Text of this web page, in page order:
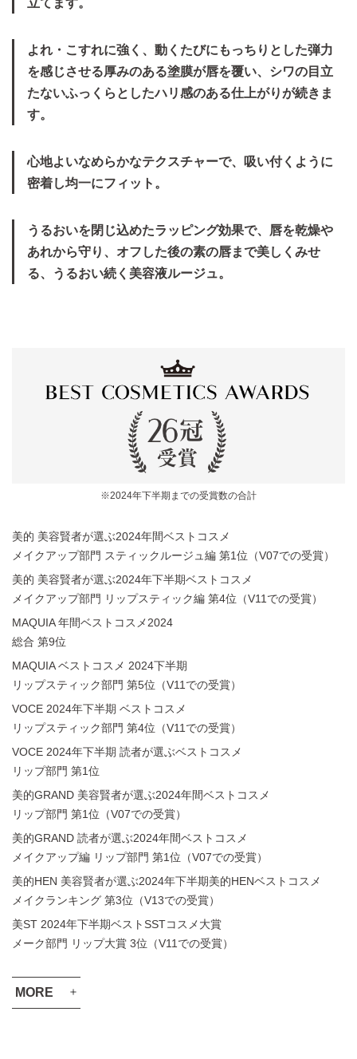
立てます。
よれ・こすれに強く、動くたびにもっちりとした弾力
を感じさせる厚みのある塗膜が唇を覆い、シワの目立
たないふっくらとしたハリ感のある仕上がりが続きま
す。
心地よいなめらかなテクスチャーで、吸い付くように
密着し均一にフィット。
うるおいを閉じ込めたラッピング効果で、唇を乾燥や
あれから守り、オフした後の素の唇まで美しくみせ
る、うるおい続く美容液ルージュ。
※2024年下半期までの受賞数の合計
美的 美容賢者が選ぶ2024年間ベストコスメ
メイクアップ部門 スティックルージュ編 第1位（V07での受賞）
美的 美容賢者が選ぶ2024年下半期ベストコスメ
メイクアップ部門 リップスティック編 第4位（V11での受賞）
MAQUIA 年間ベストコスメ2024
総合 第9位
MAQUIA ベストコスメ 2024下半期
リップスティック部門 第5位（V11での受賞）
VOCE 2024年下半期 ベストコスメ
リップスティック部門 第4位（V11での受賞）
VOCE 2024年下半期 読者が選ぶベストコスメ
リップ部門 第1位
美的GRAND 美容賢者が選ぶ2024年間ベストコスメ
リップ部門 第1位（V07での受賞）
美的GRAND 読者が選ぶ2024年間ベストコスメ
メイクアップ編 リップ部門 第1位（V07での受賞）
美的HEN 美容賢者が選ぶ2024年下半期美的HENベストコスメ
メイクランキング 第3位（V13での受賞）
美ST 2024年下半期ベストSSTコスメ大賞
メーク部門 リップ大賞 3位（V11での受賞）
MORE